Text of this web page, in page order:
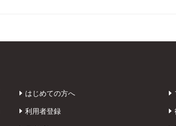
はじめての方へ
利用者登録